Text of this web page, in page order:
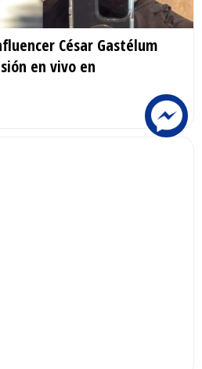
César Gastélum
en vivo en